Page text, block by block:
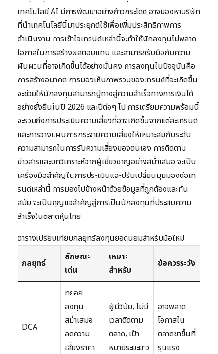
เทคโนโลยี AI มีการพัฒนาอย่างก้าวกระโดด อาจมองหาบริษัท
ที่นำเทคโนโลยีนี้มาประยุกต์ใช้เพื่อเพิ่มประสิทธิภาพการ
ดำเนินงาน การเข้าใจเทรนด์เหล่านี้จะทำให้นักลงทุนไม่พลาด
โอกาสในการสร้างผลตอบแทน และสามารถรับมือกับความ
ผันผวนที่อาจเกิดขึ้นได้อย่างมั่นคง การลงทุนในปัจจุบันคือ
การสร้างอนาคต การมองเห็นภาพรวมของเทรนด์ที่จะเกิดขึ้น
จะช่วยให้นักลงทุนสามารถปูทางสู่ความสำเร็จทางการเงินได้
อย่างยั่งยืนในปี 2026 และปีต่อๆ ไป การเตรียมความพร้อมนี้
จะรวมถึงการประเมินความเสี่ยงที่อาจเกิดขึ้นจากแต่ละเทรนด์
และการวางแผนการกระจายความเสี่ยงให้เหมาะสมกับระดับ
ความสามารถในการรับความเสี่ยงของตนเอง การติดตาม
ข่าวสารและบทวิเคราะห์จากผู้เชี่ยวชาญอย่างสม่ำเสมอ จะเป็น
เครื่องมือสำคัญในการประเมินและปรับเปลี่ยนมุมมองต่อเท
รนด์เหล่านี้ การมองไปข้างหน้าด้วยข้อมูลที่ถูกต้องและทัน
สมัย จะเป็นกุญแจสำคัญสู่การเป็นนักลงทุนที่ประสบความ
สำเร็จในตลาดหุ้นไทย
ตารางเปรียบเทียบกลยุทธ์ลงทุนยอดนิยมสำหรับมือใหม่
กลยุทธ์
ลักษณะ
เด่น
เหมาะ
สำหรับ
ข้อควรระวัง
DCA
ทยอย
ลงทุน
สม่ำเสมอ
ลดความ
เสี่ยงราคา
ผู้มีวินัย, ไม่มี
เวลาติดตาม
ตลาด, เป้า
หมายระยะยาว
อาจพลาด
โอกาสใน
ตลาดขาขึ้นที่
รุนแรง